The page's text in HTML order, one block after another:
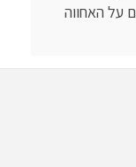
על האחווה